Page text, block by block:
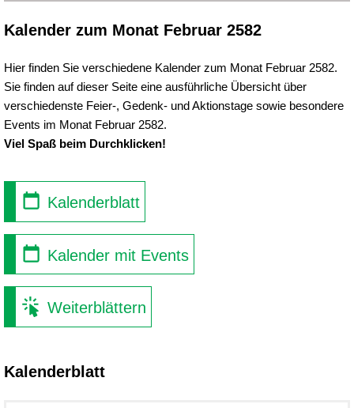
Kalender zum Monat Februar 2582
Hier finden Sie verschiedene Kalender zum Monat Februar 2582.
Sie finden auf dieser Seite eine ausführliche Übersicht über
verschiedenste Feier-, Gedenk- und Aktionstage sowie besondere
Events im Monat Februar 2582.
Viel Spaß beim Durchklicken!
Kalenderblatt
Kalender mit Events
Weiterblättern
Kalenderblatt